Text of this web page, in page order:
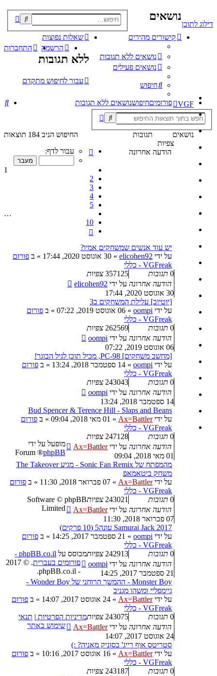
דילוג לתוכן
קישורים מהירים
נושאים ללא תגובות
נושאים פעילים
חיפוש
שאלות נפוצות
התחברות
הרשמה
VGF פורומיםחיפושנושאים ללא תגובות
נושאים
ללא תגובות
עבור לחיפוש מתקדם
החיפוש הניב 184 תוצאות
דף
מתוך
10
עבור לדף:
1
2
3
4
5
…
10
הבא
נושאים
תגובות
צפיות
הודעה אחרונה
יש עוד אנשים שמשחקים אמיו?
על ידי elicohen92
» 30 אוגוסט 2020, 17:44 » ב פורום
VGFreak - כללי
0 תגובות 357125 צפיות
הודעה אחרונה על ידי elicohen92
30 אוגוסט 2020, 17:44
[יוטיוב] עלילת המשחקים ב3
על ידי oompi
» 06 אוגוסט 2019, 07:22 » ב פורום
VGFreak - כללי
0 תגובות 262569 צפיות
הודעה אחרונה על ידי oompi
06 אוגוסט 2019, 07:22
[מחשב משחקים] PC-98, מכיל תוכן לגיל הבוגר!
על ידי oompi
» 14 ספטמבר 2018, 13:24 » ב פורום
VGFreak - כללי
0 תגובות 243043 צפיות
הודעה אחרונה על ידי oompi
14 ספטמבר 2018, 13:24
Bud Spencer & Terence Hill - Slaps and Beans
על ידיAx=Battler
» 01 מאי 2018, 09:04 » ב פורום
VGFreak - כללי
0 תגובות 247128 צפיות
הודעה אחרונה על ידיAx=Battler
01 מאי 2018, 09:04
מהמפתח של Sonic Fan Remix - מגיע The Takeover
משחק ביטאמאפ
על ידיAx=Battler
» 07 פברואר 2018, 11:30 » ב פורום
VGFreak - כללי
0 תגובות 243021 צפיות
הודעה אחרונה על ידיAx=Battler
07 פברואר 2018, 11:30
Samurai Jack 2017 עונה5 (10 פרקים)
על ידי oompi
» 21 ספטמבר 2017, 14:25 » ב פורום
VGFreak - כללי
0 תגובות 242913 צפיות
הודעה אחרונה על ידי oompi
21 ספטמבר 2017, 14:25
Monster Boy - ההמשך הרוחני של Wonder Boy -
גיימפליי ומשהו מגניב
על ידיAx=Battler
» 24 אוגוסט 2017, 14:07 » ב פורום
VGFreak - כללי
0 תגובות 243075 צפיות
הודעה אחרונה על ידיAx=Battler
24 אוגוסט 2017, 14:07
סטריטס אוף רייג' בסוניק מאניה? :)
על ידיAx=Battler
» 16 אוגוסט 2017, 10:16 » ב פורום
VGFreak - כללי
0 תגובות 243187 צפיות
מופעל על ידי
phpBB
® Forum
Software © phpBB
Limited
מבוסס על
phpBB.co.il -
פורומים בעברית
. © 2017
- phpBB.co.il.
מדיניות הפרטיות | תנאי
שימוש באתר